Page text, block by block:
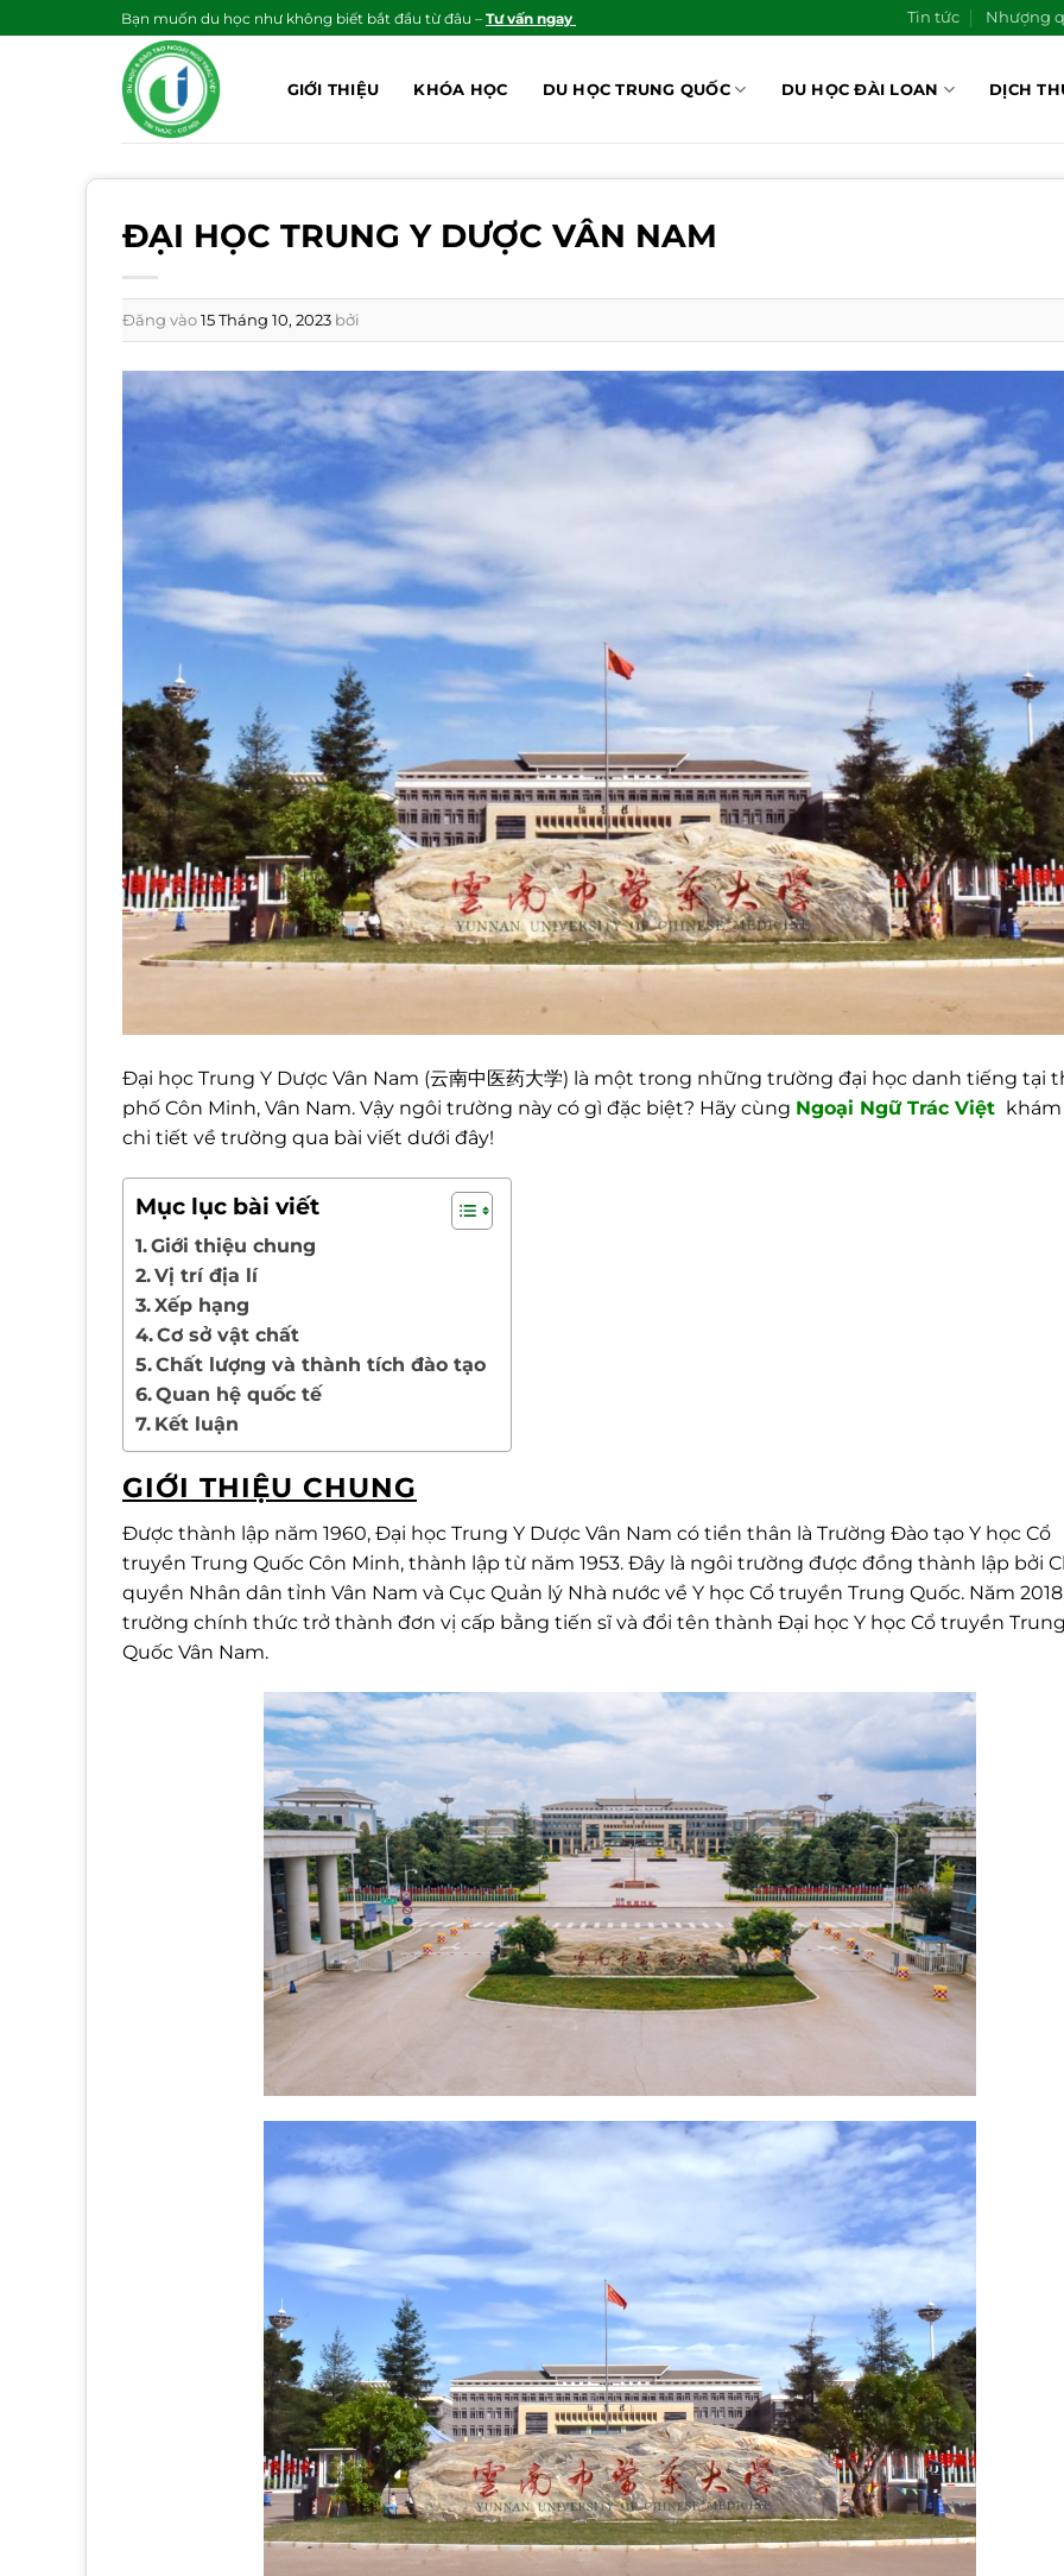
qua
Bạn muốn du học như không biết bắt đầu từ đâu – Tư vấn ngay Tin tức Nhượng
GIỚI THIỆU KHÓA HỌC DU HỌC TRUNG QUỐC DU HỌC ĐÀI LOAN DỊCH
ĐẠI HỌC TRUNG Y DƯỢC VÂN NAM
Đăng vào15 Tháng 10, 2023 bởi
Đại học Trung Y Dược Vân Nam (云南中医药大学) là một trong những trường đại học danh tiếng tại
phố Côn Minh, Vân Nam. Vậy ngôi trường này có gì đặc biệt? Hãy cùng Ngoại Ngữ Trác Việt
chi tiết về trường qua bài viết dưới đây!
Mục lục bài viết
Giới thiệu chung
Vị trí địa lí
Xếp hạng
Cơ sở vật chất
Chất lượng và thành tích đào tạo
Quan hệ quốc tế
Kết luận
GIỚI THIỆU CHUNG
Được thành lập năm 1960, Đại học Trung Y Dược Vân Nam có tiền thân là Trường Đào tạo Y học Cổ
truyền Trung Quốc Côn Minh, thành lập từ năm 1953. Đây là ngôi trường được đồng thành lập bởi
quyền Nhân dân tỉnh Vân Nam và Cục Quản lý Nhà nước về Y học Cổ truyền Trung Quốc. Năm
trường chính thức trở thành đơn vị cấp bằng tiến sĩ và đổi tên thành Đại học Y học Cổ truyền
Quốc Vân Nam.